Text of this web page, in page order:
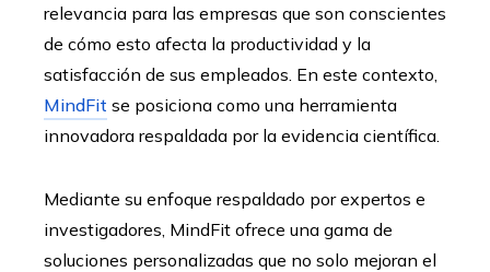
relevancia para las empresas que son conscientes
de cómo esto afecta la productividad y la
satisfacción de sus empleados. En este contexto,
MindFit se posiciona como una herramienta
innovadora respaldada por la evidencia científica.
Mediante su enfoque respaldado por expertos e
investigadores, MindFit ofrece una gama de
soluciones personalizadas que no solo mejoran el